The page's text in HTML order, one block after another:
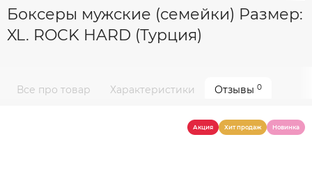
Боксеры мужские (семейки) Размер:
XL. ROCK HARD (Турция)
Все про товар Характеристики Отзывы 0
Акция Хит продаж Новинка